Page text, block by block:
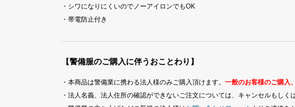
・シワになりにくいのでノーアイロンでもOK
・帯電防止付き
【警備服のご購入に伴うおことわり】
・本商品は警備業に携わる法人様のみご購入頂けます。 一般のお客様のご購入
・法人名義、法人住所の確認ができないご注文については、キャンセルもし